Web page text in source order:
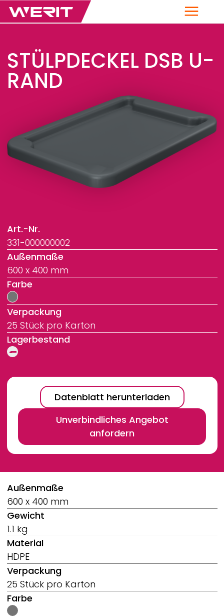
Menü
STÜLPDECKEL DSB U-
RAND
Art.-Nr.
331-000000002
Außenmaße
600 x 400 mm
Farbe
Verpackung
25 Stück pro Karton
Lagerbestand
Datenblatt herunterladen
Unverbindliches Angebot
anfordern
Breadcrumb
Außenmaße
600 x 400 mm
Gewicht
1.1 kg
Material
HDPE
Verpackung
25 Stück pro Karton
Farbe